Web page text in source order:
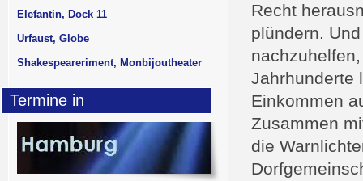
Recht
plündern.
Jahrhunderte
Einkommen
Zusammen
die
Elefantin, Dock 11
Urfaust, Globe
Shakespeareriment, Monbijoutheater
Termine in